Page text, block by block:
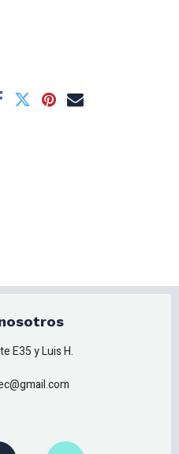
E35 y Luis H.